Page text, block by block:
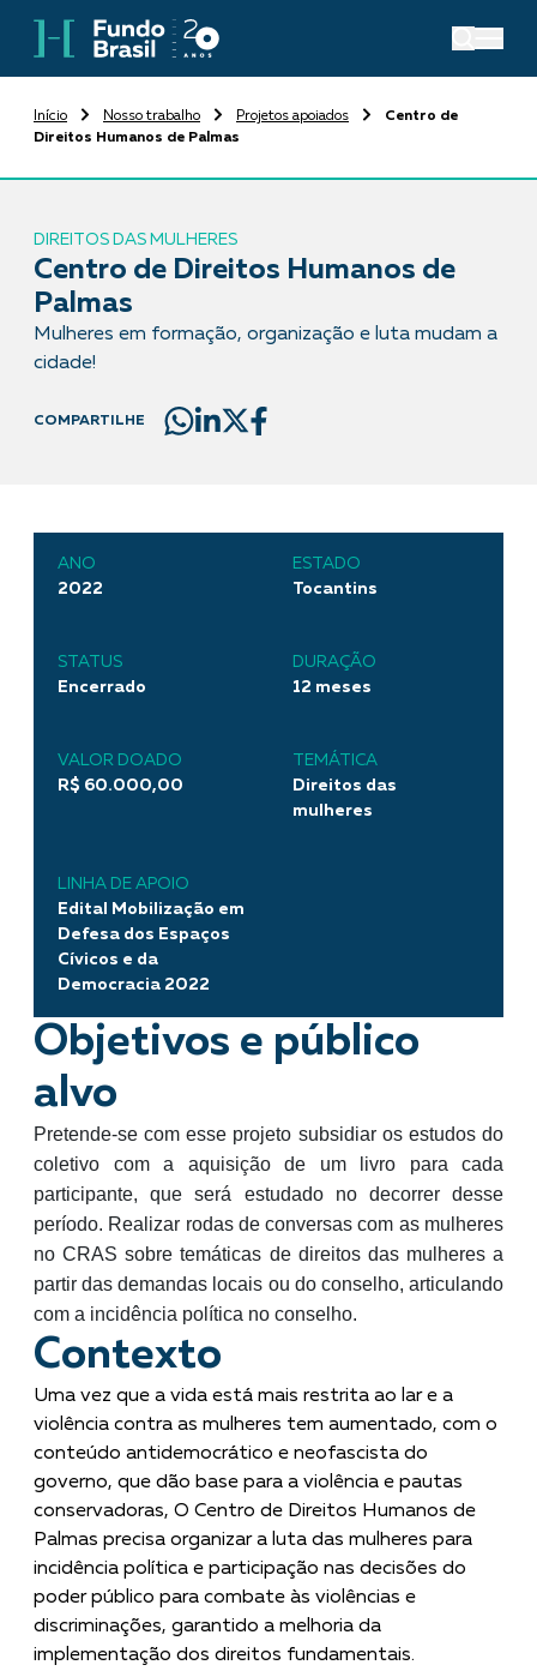
Início Nosso trabalho Projetos apoiados
Centro de
Direitos Humanos de Palmas
DIREITOS DAS MULHERES
Centro de Direitos Humanos de
Palmas
Mulheres em formação, organização e luta mudam a
cidade!
COMPARTILHE
ANO
2022
ESTADO
Tocantins
STATUS
Encerrado
DURAÇÃO
12 meses
VALOR DOADO
R$ 60.000,00
TEMÁTICA
Direitos das
mulheres
LINHA DE APOIO
Edital Mobilização em
Defesa dos Espaços
Cívicos e da
Democracia 2022
Objetivos e público
alvo
Pretende-se com esse projeto subsidiar os estudos do
coletivo com a aquisição de um livro para cada
participante, que será estudado no decorrer desse
período. Realizar rodas de conversas com as mulheres
no CRAS sobre temáticas de direitos das mulheres a
partir das demandas locais ou do conselho, articulando
com a incidência política no conselho.
Contexto
Uma vez que a vida está mais restrita ao lar e a
violência contra as mulheres tem aumentado, com o
conteúdo antidemocrático e neofascista do
governo, que dão base para a violência e pautas
conservadoras, O Centro de Direitos Humanos de
Palmas precisa organizar a luta das mulheres para
incidência política e participação nas decisões do
poder público para combate às violências e
discriminações, garantido a melhoria da
implementação dos direitos fundamentais.